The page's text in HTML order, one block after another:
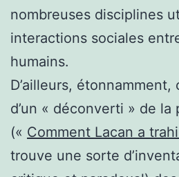
nombreuses disciplines
interactions sociales
humains.
D’ailleurs, étonnamment,
d’un « déconverti » de la
(« Comment Lacan a
trouve une sorte